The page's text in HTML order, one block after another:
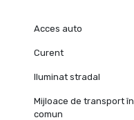
Acces auto
Curent
Iluminat stradal
Mijloace de transport în
comun